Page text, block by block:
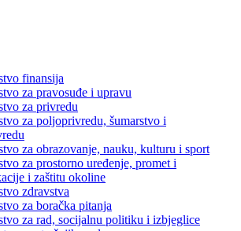
finansija
za pravosuđe i upravu
za privredu
za poljoprivredu, šumarstvo i
za obrazovanje, nauku, kulturu i sport
za prostorno uređenje, promet i
i zaštitu okoline
zdravstva
za boračka pitanja
za rad, socijalnu politiku i izbjeglice